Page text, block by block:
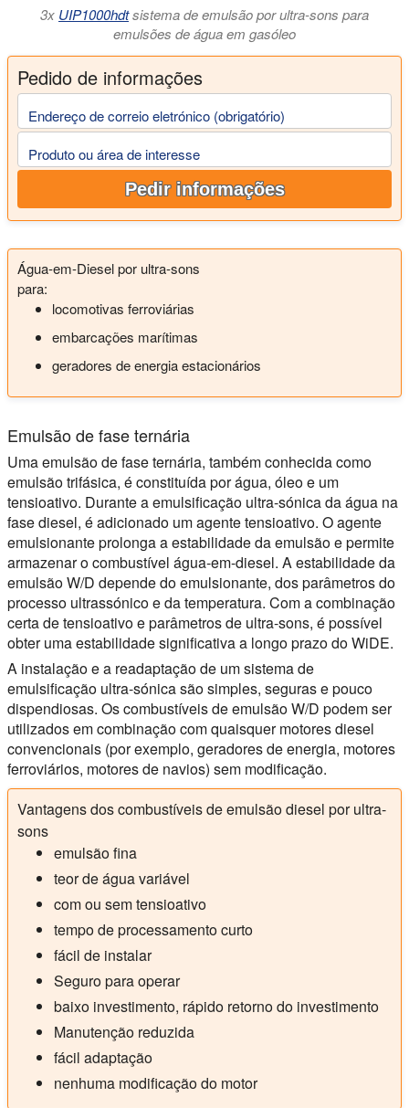
3x UIP1000hdtsistema de emulsão por ultra-sons para
emulsões de água em gasóleo
Pedido de informações
Endereço de correio eletrónico (obrigatório)
Produto ou área de interesse
Pedir informações
Água-em-Diesel por ultra-sons
para:
locomotivas ferroviárias
embarcações marítimas
geradores de energia estacionários
Emulsão de fase ternária
Uma emulsão de fase ternária, também conhecida como
emulsão trifásica, é constituída por água, óleo e um
tensioativo. Durante a emulsificação ultra-sónica da água na
fase diesel, é adicionado um agente tensioativo. O agente
emulsionante prolonga a estabilidade da emulsão e permite
armazenar o combustível água-em-diesel. A estabilidade da
emulsão W/D depende do emulsionante, dos parâmetros do
processo ultrassónico e da temperatura. Com a combinação
certa de tensioativo e parâmetros de ultra-sons, é possível
obter uma estabilidade significativa a longo prazo do WiDE.
A instalação e a readaptação de um sistema de
emulsificação ultra-sónica são simples, seguras e pouco
dispendiosas. Os combustíveis de emulsão W/D podem ser
utilizados em combinação com quaisquer motores diesel
convencionais (por exemplo, geradores de energia, motores
ferroviários, motores de navios) sem modificação.
Vantagens dos combustíveis de emulsão diesel por ultra-
sons
emulsão fina
teor de água variável
com ou sem tensioativo
tempo de processamento curto
fácil de instalar
Seguro para operar
baixo investimento, rápido retorno do investimento
Manutenção reduzida
fácil adaptação
nenhuma modificação do motor